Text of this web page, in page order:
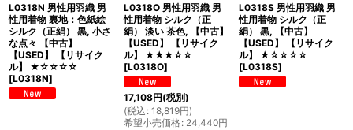
L0318N 男性用羽織 男
性用着物 裏地：色紙絵
シルク（正絹） 黒, 小さ
な点々 【中古】
【USED】 【リサイク
ル】 ★☆☆☆☆
[L0318N]
L0318O 男性用羽織 男
性用着物 シルク（正
絹） 淡い 茶色, 【中古】
【USED】 【リサイク
ル】 ★★★☆☆
[L0318O]
17,108円(税別)
(税込 : 18,819円)
希望小売価格: 24,440円
L0318S 男性用羽織 男
性用着物 シルク（正
絹） 黒, 【中古】
【USED】 【リサイク
ル】 ★☆☆☆☆
[L0318S]